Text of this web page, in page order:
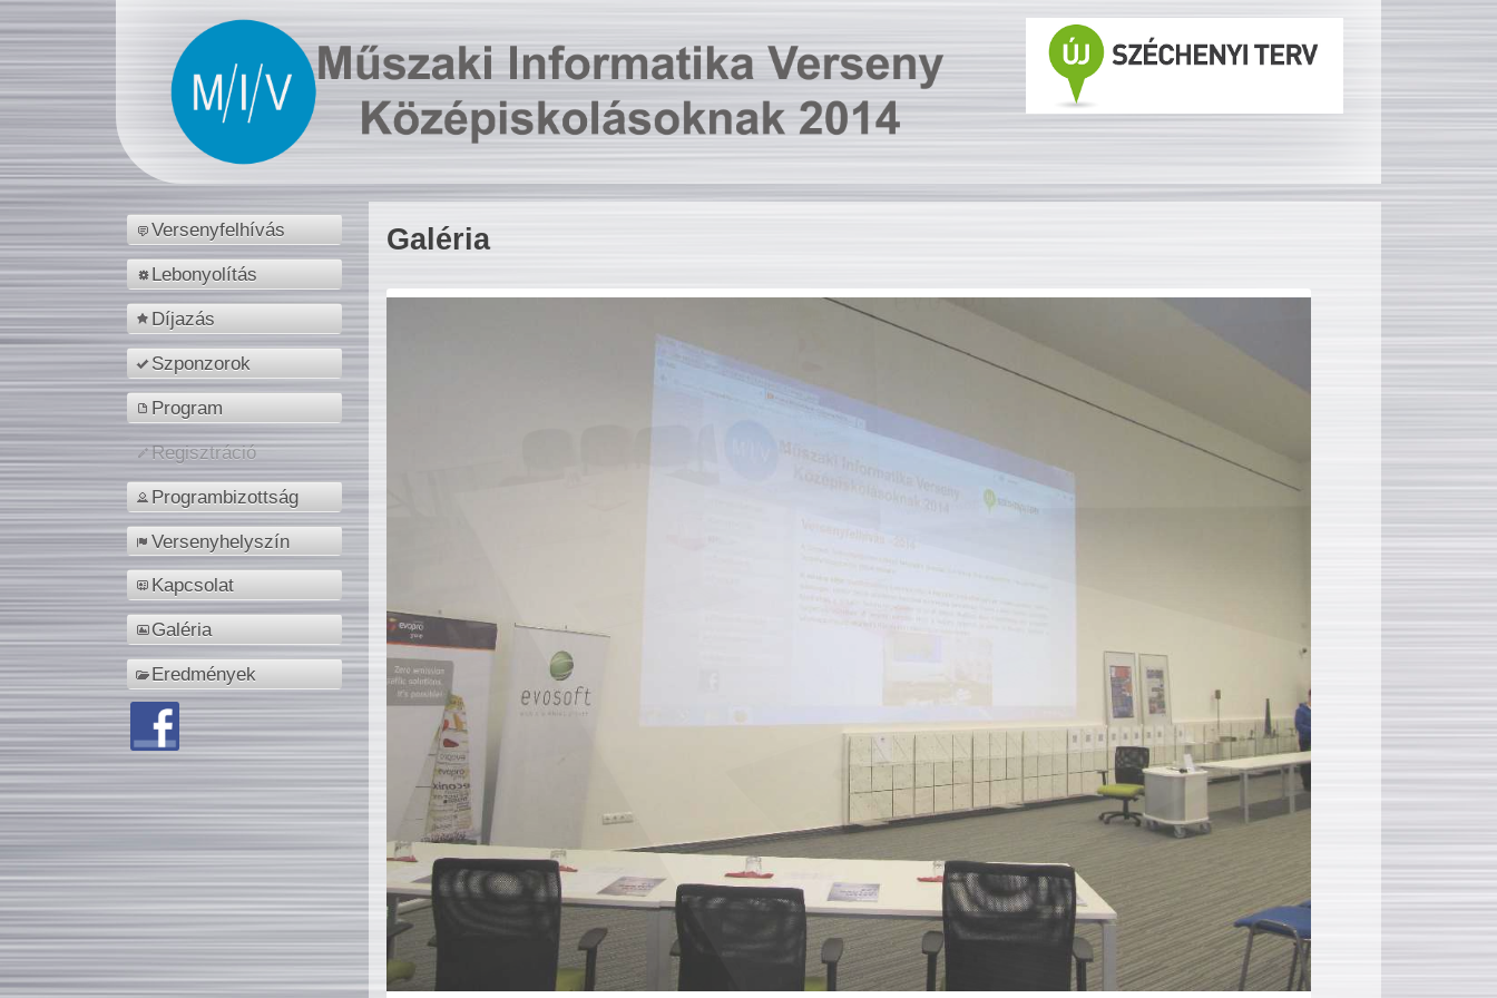
Versenyfelhívás
Lebonyolítás
Díjazás
Szponzorok
Program
Regisztráció
Programbizottság
Versenyhelyszín
Kapcsolat
Galéria
Eredmények
Galéria